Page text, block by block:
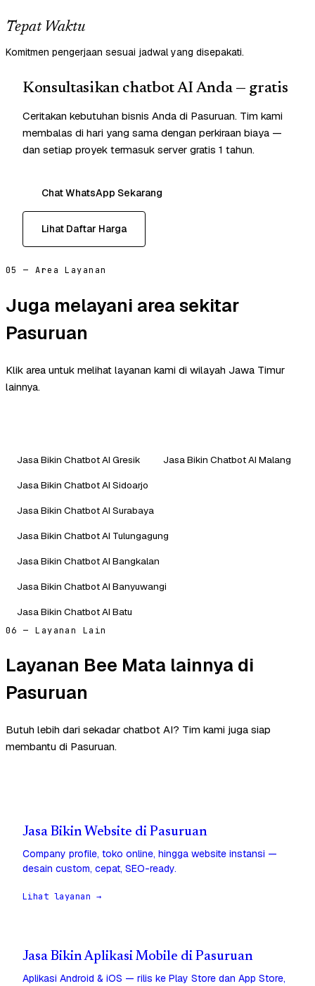
Tepat Waktu
Komitmen pengerjaan sesuai jadwal yang disepakati.
Konsultasikan chatbot AI Anda — gratis
Ceritakan kebutuhan bisnis Anda di Pasuruan. Tim kami
membalas di hari yang sama dengan perkiraan biaya —
dan setiap proyek termasuk server gratis 1 tahun.
Chat WhatsApp Sekarang
Lihat Daftar Harga
05 — Area Layanan
Juga melayani area sekitar
Pasuruan
Klik area untuk melihat layanan kami di wilayah Jawa Timur
lainnya.
Jasa Bikin Chatbot AI Gresik
Jasa Bikin Chatbot AI Malang
Jasa Bikin Chatbot AI Sidoarjo
Jasa Bikin Chatbot AI Surabaya
Jasa Bikin Chatbot AI Tulungagung
Jasa Bikin Chatbot AI Bangkalan
Jasa Bikin Chatbot AI Banyuwangi
Jasa Bikin Chatbot AI Batu
06 — Layanan Lain
Layanan Bee Mata lainnya di
Pasuruan
Butuh lebih dari sekadar chatbot AI? Tim kami juga siap
membantu di Pasuruan.
Jasa Bikin Website di Pasuruan
Company profile, toko online, hingga website instansi —
desain custom, cepat, SEO-ready.
Lihat layanan →
Jasa Bikin Aplikasi Mobile di Pasuruan
Aplikasi Android & iOS — rilis ke Play Store dan App Store,